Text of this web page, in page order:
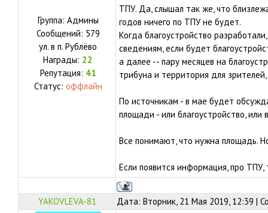
Группа: Админы
Сообщений: 579
ул. в п. Рублёво
Награды: 22
Репутация: 41
Статус: оффлайн
ТПУ. Да, слышал так же, что
годов ничего по ТПУ не будет.
Когда благоустройство
сведениям, если будет
а далее -- пару месяцев на
трибуна и территория для
По источникам - в мае будет
площади - или благоустройство,
Все понимают, что нужна площадь.
Если появится информация, про ТПУ,
YAKOVLEVA-81 Дата: Вторник, 21 Мая 2019, 12:39 |